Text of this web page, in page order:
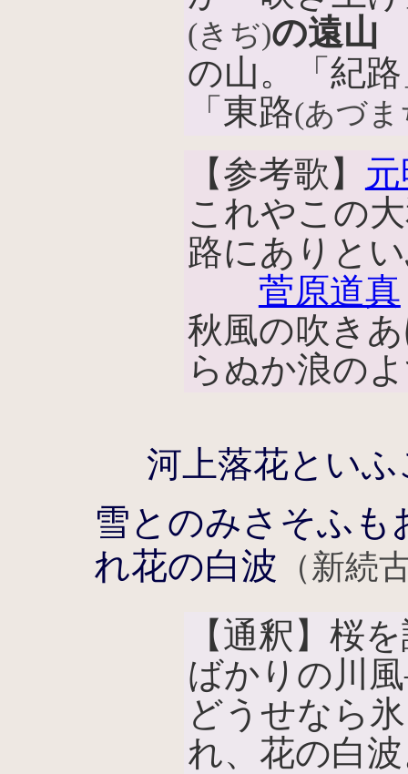
(きぢ)の遠山
の山。「紀
「東路(あづま
【参考歌】
これやこの
路にありと
菅原道真
秋風の吹き
らぬか浪の
河上落花とい
雪とのみさそふも
れ花の白波 （新続
【通釈】桜
ばかりの川
どうせなら
れ、花の白